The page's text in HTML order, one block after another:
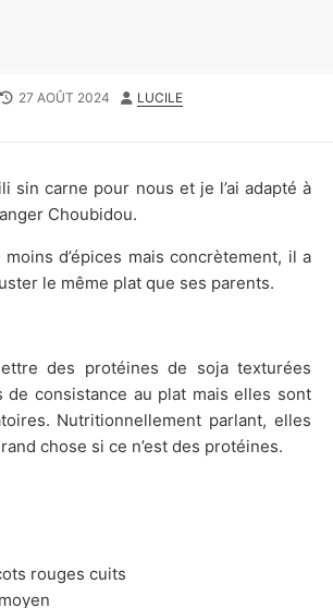
LAST
27 AOÛT 2024 AUTHOR
LUCILE
sin carne pour nous et je l’ai adapté à
Choubidou.
moins d’épices mais concrètement, il a
le même plat que ses parents.
des protéines de soja texturées
de consistance au plat mais elles sont
Nutritionnellement parlant, elles
chose si ce n’est des protéines.
rouges cuits